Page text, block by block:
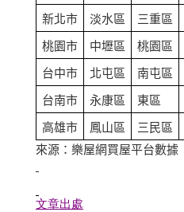
新北市 淡水區 三重區
桃園市 中壢區 桃園區
台中市 北屯區 南屯區
台南市 永康區 東區
高雄市 鳳山區 三民區
來源：樂屋網買屋平台數據
文章出處